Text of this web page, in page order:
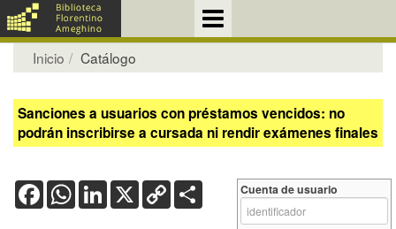
Inicio Catálogo
Sanciones a usuarios con préstamos vencidos: no
podrán inscribirse a cursada ni rendir exámenes finales
FacebookWhatsApp
LinkedIn
X Copy
Link
Cuenta de usuario